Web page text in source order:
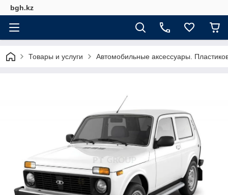
bgh.kz
Товары и услуги Автомобильные аксессуары.